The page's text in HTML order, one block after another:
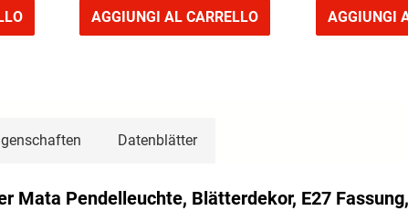
AGGIUNGI AL CARRELLO AGGIUNGI
Datenblätter
Mata Pendelleuchte, Blätterdekor, E27